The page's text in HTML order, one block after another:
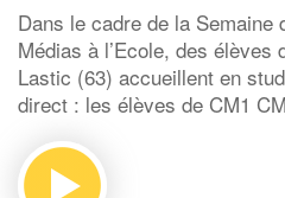
Dans le cadre de la Semaine
Médias à l’Ecole, des élèves
Lastic (63) accueillent en
direct : les élèves de CM1